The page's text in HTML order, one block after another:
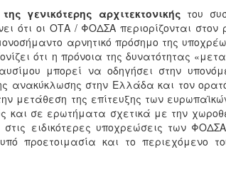
γενικότερης αρχιτεκτονικής του
ότι οι ΟΤΑ / ΦΟΔΣΑ περιορίζονται στον
αρνητικό πρόσημο της
ότι η πρόνοια της δυνατότητας
μπορεί να οδηγήσει στην
ανακύκλωσης στην Ελλάδα και τον
μετάθεση της επίτευξης των
και σε ερωτήματα σχετικά με την
ειδικότερες υποχρεώσεις των
προετοιμασία και το περιεχόμενο